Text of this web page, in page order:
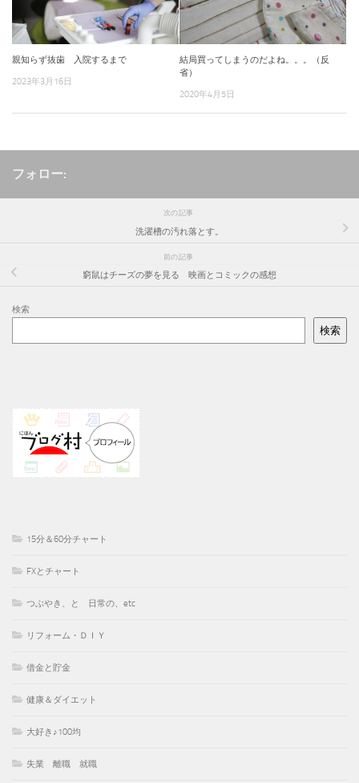
親知らず抜歯 入院するまで
2023年3月16日
結局買ってしまうのだよね。。。（反
省）
2020年4月5日
フォロー:
次の記事
洗濯槽の汚れ落とす。
前の記事
窮鼠はチーズの夢を見る 映画とコミックの感想
検索
検索
15分＆60分チャート
FXとチャート
つぶやき、と 日常の、etc
リフォーム・ＤＩＹ
借金と貯金
健康＆ダイエット
大好き♪100均
失業 離職 就職